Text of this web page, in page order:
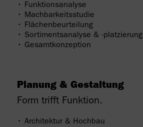
• Funktionsanalyse
• Machbarkeitsstudie
• Flächenbeurteilung
• Sortimentsanalyse & -platzierung
• Gesamtkonzeption
Planung & Gestaltung
Form trifft Funktion.
• Architektur & Hochbau